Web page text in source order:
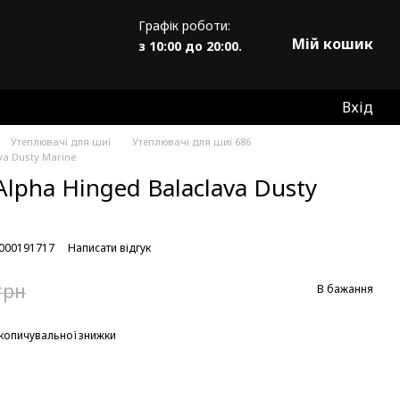
Графік роботи:
з 10:00 до 20:00.
Мій кошик
Вхід
Утеплювачі для шиї
Утеплювачі для шиї 686
Dusty Marine
Hinged Balaclava Dusty
Написати відгук
В бажання
знижки